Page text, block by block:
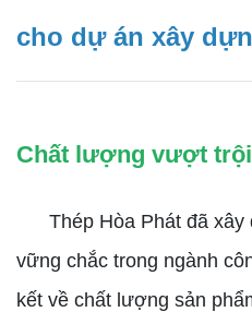
cho dự án xây
Chất lượng vượt trội
Thép Hòa Phát đã xây
vững chắc trong ngành
kết về chất lượng sản